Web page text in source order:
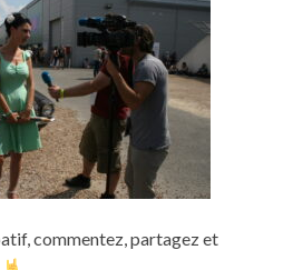
commentez, partagez et